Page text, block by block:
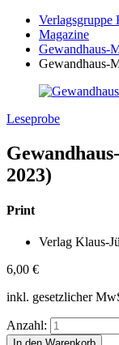
Verlagsgruppe
Magazine
Gewandhaus-
Gewandhaus-
Leseprobe
2023)
Print
Verlag Klaus-
6,00 €
inkl. gesetzlicher
Anzahl: